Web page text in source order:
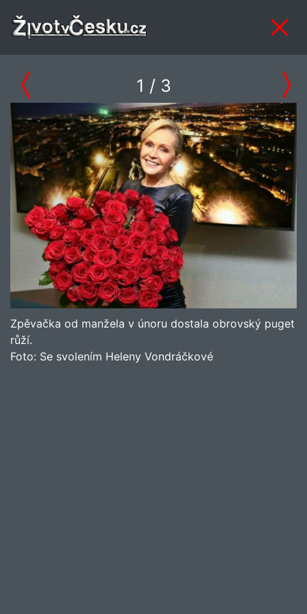
1 / 3
Zpěvačka od manžela v únoru dostala obrovský puget
růží.
Foto: Se svolením Heleny Vondráčkové